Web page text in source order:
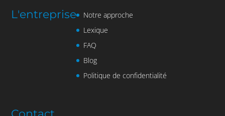
L'entreprise
Notre approche
Lexique
FAQ
Blog
Politique de confidentialité